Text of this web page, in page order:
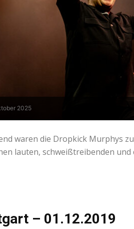
2025
waren die Dropkick Murphys
lauten, schweißtreibenden
– 01.12.2019